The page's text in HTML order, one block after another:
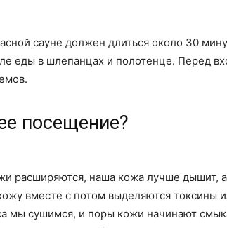
сауне должен длиться около 30
еды в шлепанцах и полотенце. Перед
посещение?
расширяются, наша кожа лучше дышит,
вместе с потом выделяются
мы сушимся, и поры кожи начинают